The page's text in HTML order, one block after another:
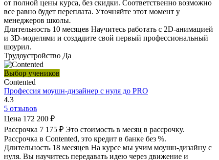
от полной цены курса, без скидки. Соответственно возможно
все равно будет переплата. Уточняйте этот момент у
менеджеров школы.
Длительность 10 месяцев Научитесь работать с 2D-анимацией
и 3D-моделями и создадите свой первый профессиональный
шоурил.
Трудоустройство Да
Выбор учеников
Contented
Профессия моушн-дизайнер с нуля до PRO
4.3
5 отзывов
Цена 172 200 ₽
Рассрочка 7 175 ₽ Это стоимость в месяц в рассрочку.
Рассрочка в Contented, это кредит в банке без %.
Длительность 18 месяцев На курсе мы учим моушн-дизайну с
нуля. Вы научитесь передавать идею через движение и